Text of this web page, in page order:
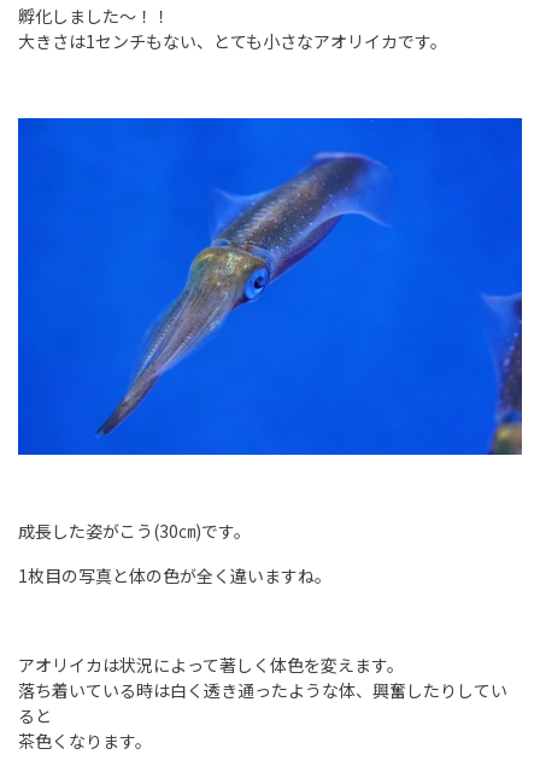
孵化しました～！！
大きさは1センチもない、とても小さなアオリイカです。
成長した姿がこう(30㎝)です。
1枚目の写真と体の色が全く違いますね。
アオリイカは状況によって著しく体色を変えます。
落ち着いている時は白く透き通ったような体、興奮したりしてい
ると
茶色くなります。